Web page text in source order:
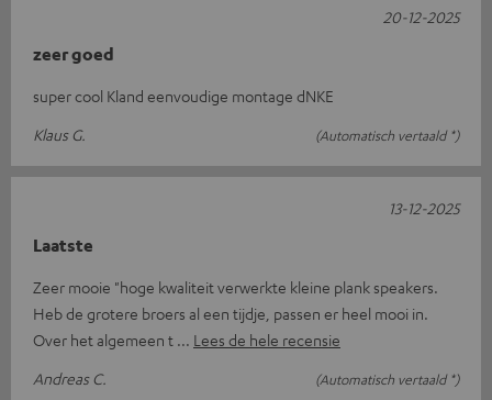
zeer goed
super cool Kland eenvoudige montage dNKE
Klaus G.
(Automatisch vertaald *)
20-12-2025
Laatste
Zeer mooie "hoge kwaliteit verwerkte kleine plank speakers.
Heb de grotere broers al een tijdje, passen er heel mooi in.
Over het algemeen t
Lees de hele recensie
Andreas C.
(Automatisch vertaald *)
13-12-2025